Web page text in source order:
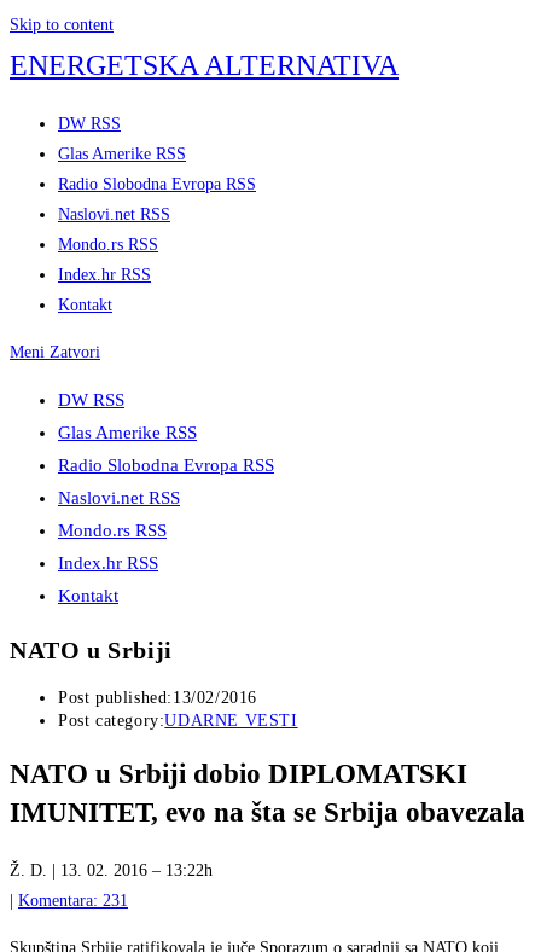
Skip to content
ENERGETSKA ALTERNATIVA
DW RSS
Glas Amerike RSS
Radio Slobodna Evropa RSS
Naslovi.net RSS
Mondo.rs RSS
Index.hr RSS
Kontakt
Meni Zatvori
DW RSS
Glas Amerike RSS
Radio Slobodna Evropa RSS
Naslovi.net RSS
Mondo.rs RSS
Index.hr RSS
Kontakt
NATO u Srbiji
Post published: 13/02/2016
Post category:UDARNE VESTI
NATO u Srbiji dobio DIPLOMATSKI
IMUNITET, evo na šta se Srbija obavezala
Ž. D. | 13. 02. 2016 – 13:22h
Komentara: 231
Skupština Srbije ratifikovala je juče Sporazum o saradnji sa NATO koji